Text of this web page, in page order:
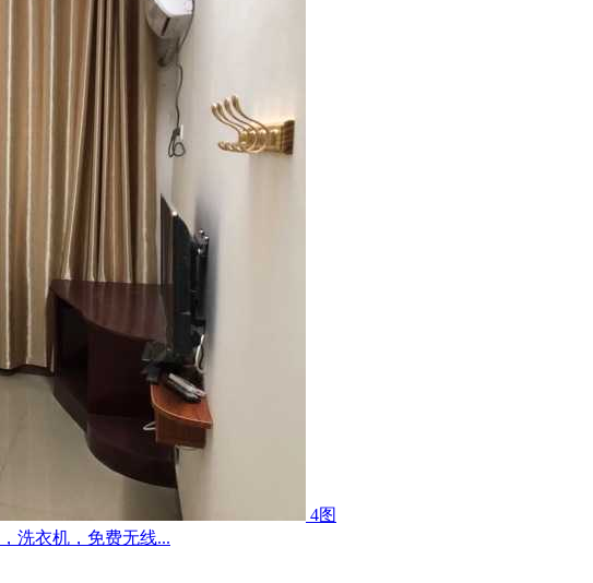
4图
洗衣机，免费无线...